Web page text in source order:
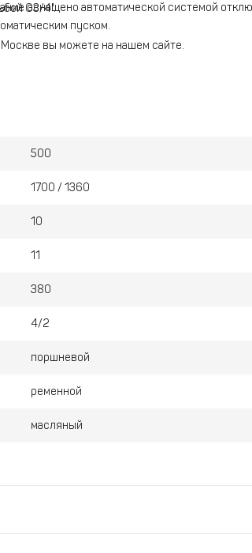
оснащено автоматической системой
пуском.
G3/4".
вы можете на нашем сайте.
500
1700 / 1360
10
11
380
4/2
поршневой
ременной
масляный